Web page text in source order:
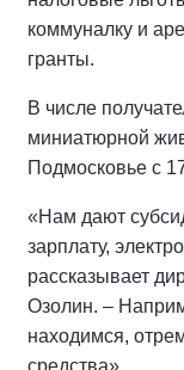
коммуналку и
гранты.
В числе
миниатюрной
Подмосковье с
«Нам дают
зарплату,
рассказывает
Озолин. –
находимся,
средства».